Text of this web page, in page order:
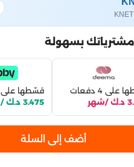
بسهولة
على 4 دفعات
قسّطها على 4 دفعات
3.475 د.ك /شهر
أضف إلى السلة